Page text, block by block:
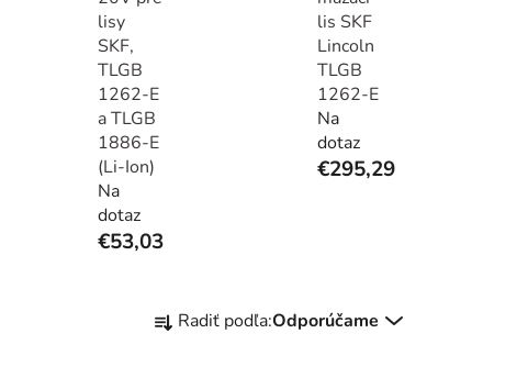
lisy
SKF,
TLGB
1262-E
a TLGB
1886-E
(Li-Ion)
Na
dotaz
€53,03
lis SKF
Lincoln
TLGB
1262-E
Na
dotaz
€295,29
a Radiť podľa:Odporúčame